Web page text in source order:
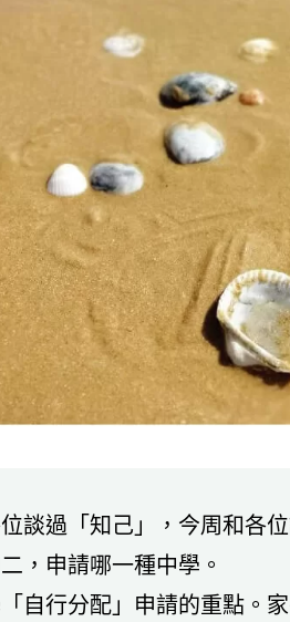
談過「知己」，今周和各
，申請哪一種中學。
自行分配」申請的重點。